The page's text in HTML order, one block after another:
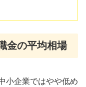
金の平均相場
小企業ではやや低め